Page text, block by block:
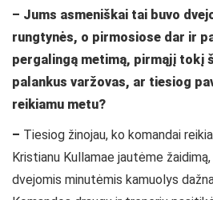
– Jums asmeniškai tai buvo
rungtynės, o pirmosiose dar ir
pergalingą metimą, pirmąjį tokį
palankus varžovas, ar tiesiog
reikiamu metu?
– Tiesiog žinojau, ko komandai
Kristianu Kullamae jautėme
dvejomis minutėmis kamuolys